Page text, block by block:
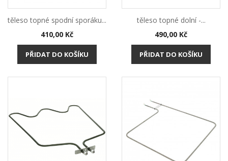
těleso topné spodní sporáku...
Cena
410,00 Kč
PŘIDAT DO KOŠÍKU
těleso topné dolní -...
Cena
490,00 Kč
PŘIDAT DO KOŠÍKU